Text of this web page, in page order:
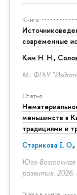
Книга
современные
Ким Н. Н.,
М.: ФГБУ
Статья
меньшинств в
традициями и
Старикова Е. О.,
Юго-Восточная
развития.